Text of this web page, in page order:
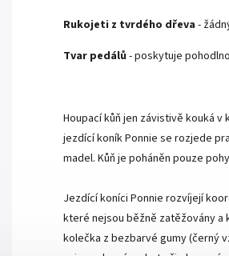
Rukojeti z tvrdého dřeva -
Tvar pedálů - poskytuje
Houpací kůň jen závistivě kouká
jezdící koník Ponnie se rozjede
madel. Kůň je poháněn pouze
Jezdící koníci Ponnie rozvíjejí
které nejsou běžně zatěžovány a
kolečka z bezbarvé gumy (černý